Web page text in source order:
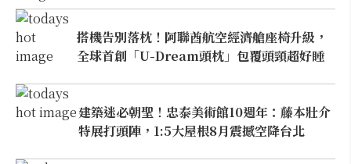
搭機告別落枕！阿聯酋航空經濟艙座椅升級，
全球首創「U-Dream頭枕」包覆頭頸超好睡
建築迷必朝聖！忠泰美術館10週年：藤本壯介
特展打頭陣，1:5大屋根8月震撼空降台北